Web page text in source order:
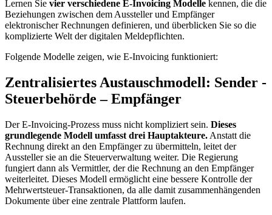
Lernen Sie vier verschiedene E-Invoicing Modelle kennen, die die
Beziehungen zwischen dem Aussteller und Empfänger
elektronischer Rechnungen definieren, und überblicken Sie so die
komplizierte Welt der digitalen Meldepflichten.
Folgende Modelle zeigen, wie E-Invoicing funktioniert:
Zentralisiertes Austauschmodell: Sender -
Steuerbehörde – Empfänger
Der E-Invoicing-Prozess muss nicht kompliziert sein. Dieses
grundlegende Modell umfasst drei Hauptakteure. Anstatt die
Rechnung direkt an den Empfänger zu übermitteln, leitet der
Aussteller sie an die Steuerverwaltung weiter. Die Regierung
fungiert dann als Vermittler, der die Rechnung an den Empfänger
weiterleitet. Dieses Modell ermöglicht eine bessere Kontrolle der
Mehrwertsteuer-Transaktionen, da alle damit zusammenhängenden
Dokumente über eine zentrale Plattform laufen.